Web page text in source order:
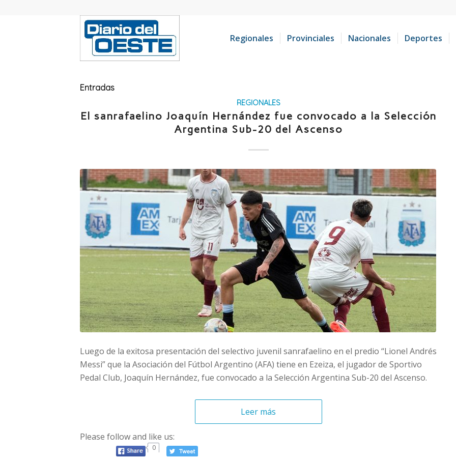
Regionales Provinciales Nacionales Deportes
Entradas
REGIONALES
El sanrafaelino Joaquín Hernández fue convocado a la Selección
Argentina Sub-20 del Ascenso
Luego de la exitosa presentación del selectivo juvenil sanrafaelino en el predio “Lionel Andrés
Messi” que la Asociación del Fútbol Argentino (AFA) tiene en Ezeiza, el jugador de Sportivo
Pedal Club, Joaquín Hernández, fue convocado a la Selección Argentina Sub-20 del Ascenso.
Leer más
Please follow and like us:
0